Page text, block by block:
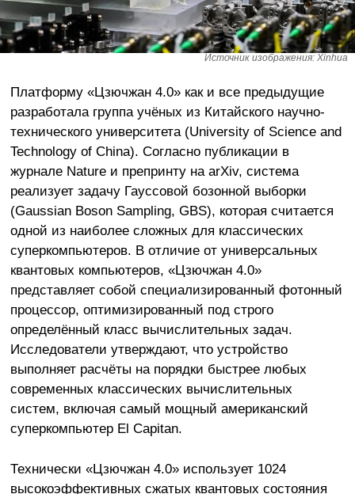
Источник изображения: Xinhua
Платформу «Цзючжан 4.0» как и все предыдущие
разработала группа учёных из Китайского научно-
технического университета (University of Science and
Technology of China). Согласно публикации в
журнале Nature и препринту на arXiv, система
реализует задачу Гауссовой бозонной выборки
(Gaussian Boson Sampling, GBS), которая считается
одной из наиболее сложных для классических
суперкомпьютеров. В отличие от универсальных
квантовых компьютеров, «Цзючжан 4.0»
представляет собой специализированный фотонный
процессор, оптимизированный под строго
определённый класс вычислительных задач.
Исследователи утверждают, что устройство
выполняет расчёты на порядки быстрее любых
современных классических вычислительных
систем, включая самый мощный американский
суперкомпьютер El Capitan.
Технически «Цзючжан 4.0» использует 1024
высокоэффективных сжатых квантовых состояния